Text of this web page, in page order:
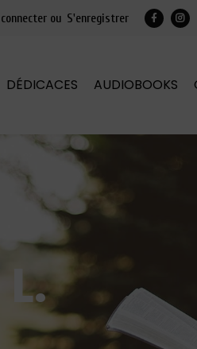
ou S'enregistrer
DÉDICACES AUDIOBOOKS